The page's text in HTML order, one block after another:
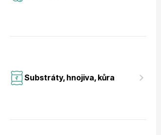
Substráty, hnojiva, kůra